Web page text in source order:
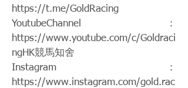
https://t.me/GoldRacing
YoutubeChannel：
https://www.youtube.com/c/Goldraci
ngHK競馬知舍
Instagram：
https://www.instagram.com/gold.rac